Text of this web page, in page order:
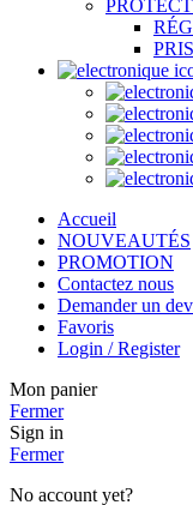
Accueil
NOUVEAUTÉS
PROMOTION
Contactez nous
Demander un
Favoris
Login / Register
Mon panier
Fermer
Sign in
Fermer
No account yet?